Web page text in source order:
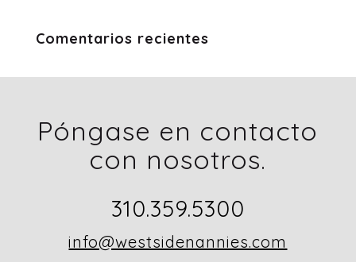
Comentarios recientes
Póngase en contacto
con nosotros.
310.359.5300
info@westsidenannies.com